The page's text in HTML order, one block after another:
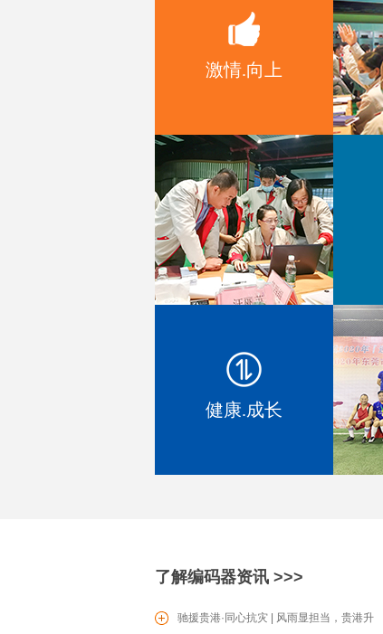
EC1604 增量型编码器
PT16电位器
激情.向上
健康.成长
了解编码器资讯 >>>
驰援贵港·同心抗灾 | 风雨显担当，贵港升